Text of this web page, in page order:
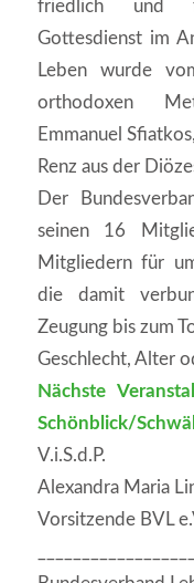
friedlich und
Gottesdienst im
Leben wurde
orthodoxen
Emmanuel
Renz aus der
Der
seinen 16
Mitgliedern für
die damit
Zeugung bis zum
Geschlecht, Alter
Nächste
Schönblick/
V.i.S.d.P.
Alexandra Maria
Vorsitzende BVL